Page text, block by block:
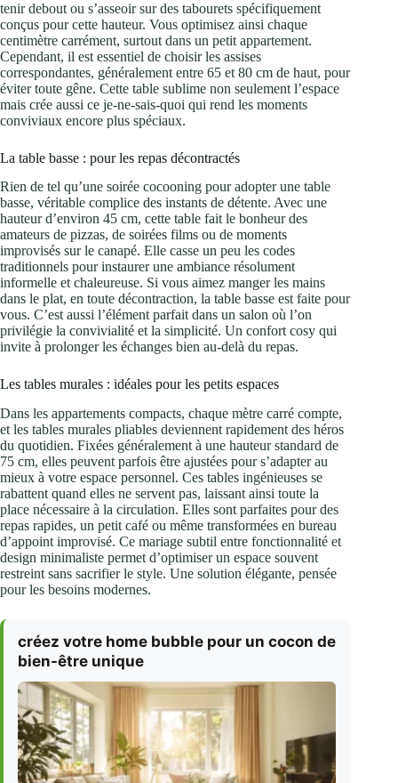
tenir debout ou s’asseoir sur des tabourets spécifiquement
conçus pour cette hauteur. Vous optimisez ainsi chaque
centimètre carrément, surtout dans un petit appartement.
Cependant, il est essentiel de choisir les assises
correspondantes, généralement entre 65 et 80 cm de haut, pour
éviter toute gêne. Cette table sublime non seulement l’espace
mais crée aussi ce je-ne-sais-quoi qui rend les moments
conviviaux encore plus spéciaux.
La table basse : pour les repas décontractés
Rien de tel qu’une soirée cocooning pour adopter une table
basse, véritable complice des instants de détente. Avec une
hauteur d’environ 45 cm, cette table fait le bonheur des
amateurs de pizzas, de soirées films ou de moments
improvisés sur le canapé. Elle casse un peu les codes
traditionnels pour instaurer une ambiance résolument
informelle et chaleureuse. Si vous aimez manger les mains
dans le plat, en toute décontraction, la table basse est faite pour
vous. C’est aussi l’élément parfait dans un salon où l’on
privilégie la convivialité et la simplicité. Un confort cosy qui
invite à prolonger les échanges bien au-delà du repas.
Les tables murales : idéales pour les petits espaces
Dans les appartements compacts, chaque mètre carré compte,
et les tables murales pliables deviennent rapidement des héros
du quotidien. Fixées généralement à une hauteur standard de
75 cm, elles peuvent parfois être ajustées pour s’adapter au
mieux à votre espace personnel. Ces tables ingénieuses se
rabattent quand elles ne servent pas, laissant ainsi toute la
place nécessaire à la circulation. Elles sont parfaites pour des
repas rapides, un petit café ou même transformées en bureau
d’appoint improvisé. Ce mariage subtil entre fonctionnalité et
design minimaliste permet d’optimiser un espace souvent
restreint sans sacrifier le style. Une solution élégante, pensée
pour les besoins modernes.
créez votre home bubble pour un cocon de
bien-être unique